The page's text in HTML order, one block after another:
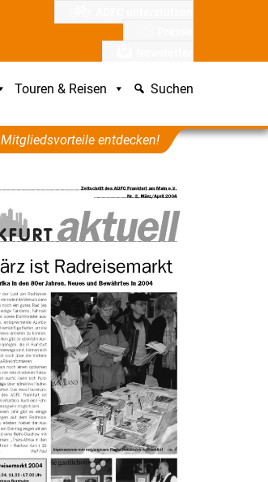
Touren & Reisen Suchen
Mitgliedsvorteile entdecken!